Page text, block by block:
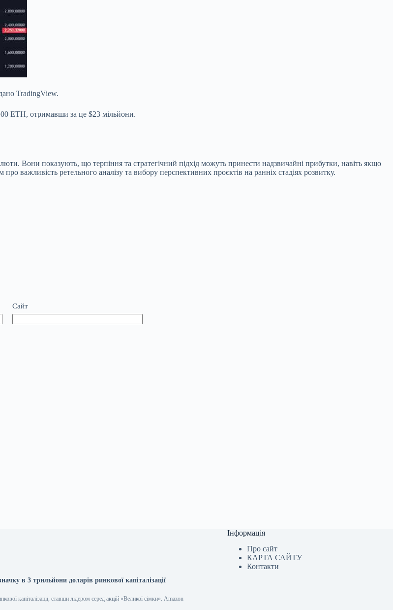
TradingView.
ETH, отримавши за це $23 мільйони.
Вони показують, що терпіння та стратегічний підхід можуть принести надзвичайні прибутки, навіть якщо
важливість ретельного аналізу та вибору перспективних проєктів на ранніх стадіях розвитку.
Сайт
в 3 трильйони доларів ринкової капіталізації
капіталізації, ставши лідером серед акцій «Великої сімки». Amazon
Інформація
Про сайт
КАРТА САЙТУ
Контакти